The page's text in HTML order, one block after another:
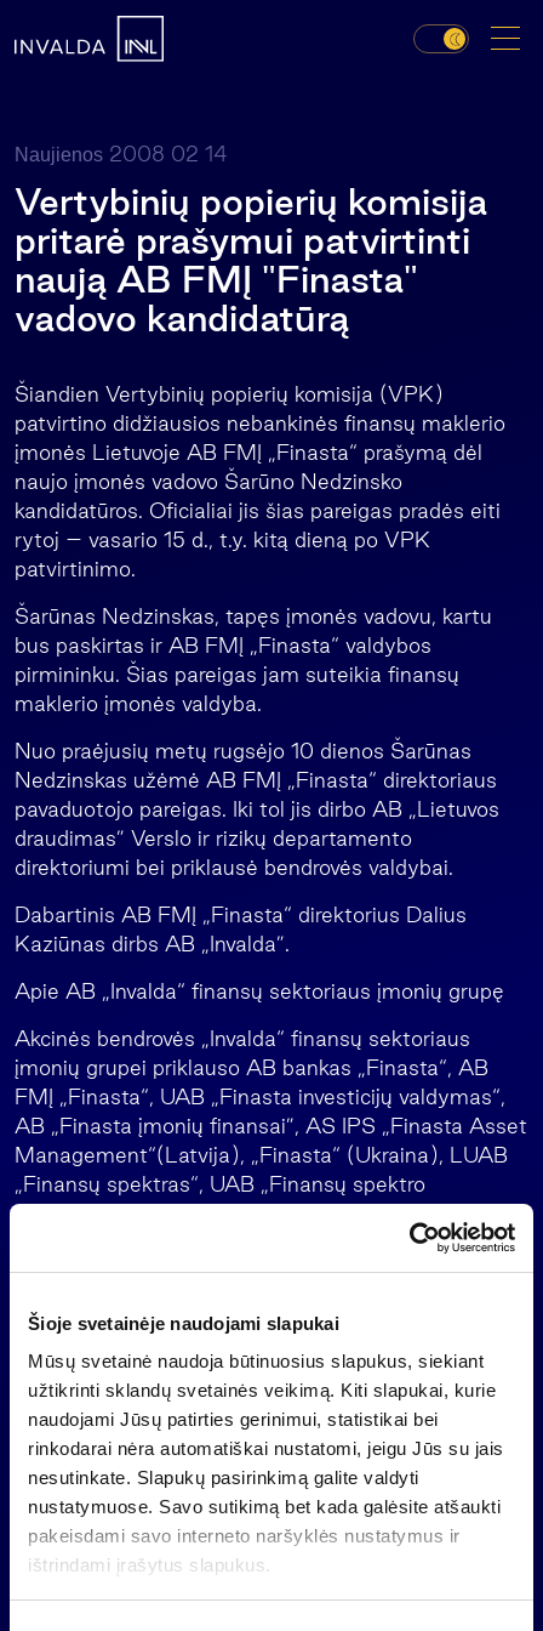
Šioje svetainėje naudojami slapukai
Mūsų svetainė naudoja būtinuosius slapukus, siekiant
užtikrinti sklandų svetainės veikimą. Kiti slapukai, kurie
naudojami Jūsų patirties gerinimui, statistikai bei
rinkodarai nėra automatiškai nustatomi, jeigu Jūs su jais
nesutinkate. Slapukų pasirinkimą galite valdyti
nustatymuose. Savo sutikimą bet kada galėsite atšaukti
pakeisdami savo interneto naršyklės nustatymus ir
ištrindami įrašytus slapukus.
Naujienos 2008 02 14
Vertybinių popierių komisija
pritarė prašymui patvirtinti
naują AB FMĮ "Finasta"
vadovo kandidatūrą
Šiandien Vertybinių popierių komisija (VPK)
patvirtino didžiausios nebankinės finansų maklerio
įmonės Lietuvoje AB FMĮ „Finasta“ prašymą dėl
naujo įmonės vadovo Šarūno Nedzinsko
kandidatūros. Oficialiai jis šias pareigas pradės eiti
rytoj – vasario 15 d., t.y. kitą dieną po VPK
patvirtinimo.
Šarūnas Nedzinskas, tapęs įmonės vadovu, kartu
bus paskirtas ir AB FMĮ „Finasta“ valdybos
pirmininku. Šias pareigas jam suteikia finansų
maklerio įmonės valdyba.
Nuo praėjusių metų rugsėjo 10 dienos Šarūnas
Nedzinskas užėmė AB FMĮ „Finasta“ direktoriaus
pavaduotojo pareigas. Iki tol jis dirbo AB „Lietuvos
draudimas” Verslo ir rizikų departamento
direktoriumi bei priklausė bendrovės valdybai.
Dabartinis AB FMĮ „Finasta“ direktorius Dalius
Kaziūnas dirbs AB „Invalda”.
Apie AB „Invalda“ finansų sektoriaus įmonių grupę
Akcinės bendrovės „Invalda“ finansų sektoriaus
įmonių grupei priklauso AB bankas „Finasta“, AB
FMĮ „Finasta“, UAB „Finasta investicijų valdymas“,
AB „Finasta įmonių finansai”, AS IPS „Finasta Asset
Management“(Latvija), „Finasta“ (Ukraina), LUAB
„Finansų spektras“, UAB „Finansų spektro
investicija“, UAB „Finasta rizikos valdymas“. 95 proc.
„Finasta“ (Ukraina) ir 100 proc. kitų įmonių akcijų
priklauso vienai iš didžiausių investicinių bendrovių
finansų sektoriaus neaudituotos pajamos per
pirmuosius devynis 2007 m. mėnesius lyginant su
pirmaisiais 2006 metų trimis ketvirčiais padidėjo 2,1
karto – nuo 22,6 mln. Lt iki 47,2 mln. litų, o
neaudituotas grynasis pelnas atskaičius mokesčius
padidėjo 2,8 karto, nuo 6,4 mln.Lt iki 18,1 mln. litų.